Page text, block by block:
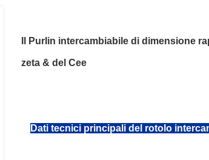
Il Purlin intercambiabile di dimensione
zeta & del Cee
Dati tecnici principali del rotolo